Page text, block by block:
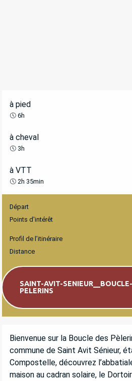
à pied
6h
à cheval
3h
à VTT
2h 35min
INFORMATIONS
Départ
Points d'intérêt
Profil de l’itinéraire
Distance
Documentation
SAINT-AVIT-
PELERINS
DESCRIPTION
Bienvenue sur la Boucle des
commune de Saint Avit Sénieur,
Compostelle, découvrez
maison au cadran solaire, le